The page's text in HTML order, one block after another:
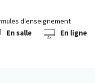
d'enseignement
En salle
En ligne